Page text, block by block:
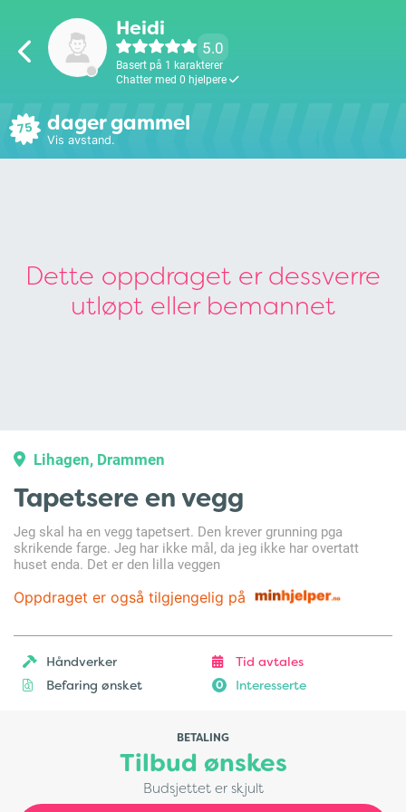
Heidi
5.0
Basert på 1 karakterer
Chatter med 0 hjelpere
75 dager gammel
Vis avstand.
Dette oppdraget er dessverre
utløpt eller bemannet
Lihagen, Drammen
Tapetsere en vegg
Jeg skal ha en vegg tapetsert. Den krever grunning pga
skrikende farge. Jeg har ikke mål, da jeg ikke har overtatt
huset enda. Det er den lilla veggen
Oppdraget er også tilgjengelig på
Håndverker
Tid avtales
Befaring ønsket
0 Interesserte
BETALING
Tilbud ønskes
Budsjettet er skjult